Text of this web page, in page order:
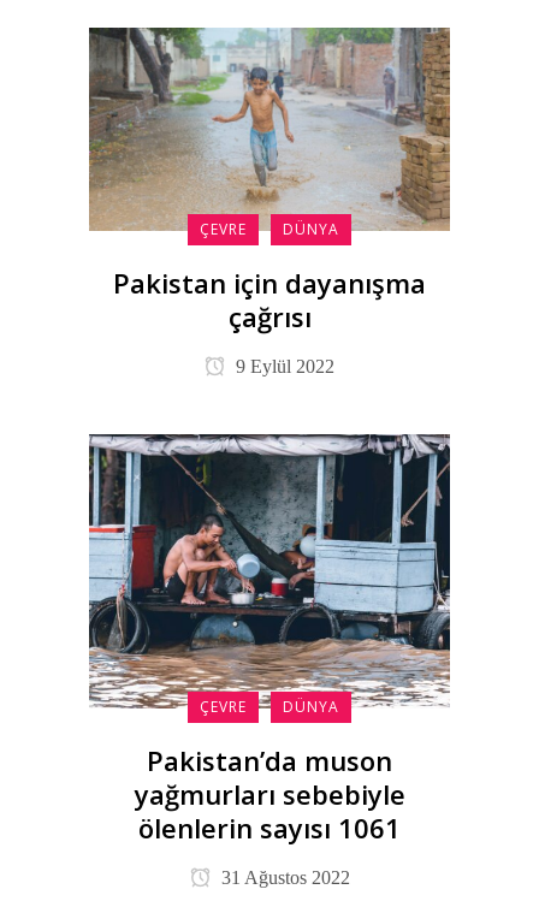
ÇEVRE DÜNYA
Pakistan için dayanışma
çağrısı
9 Eylül 2022
ÇEVRE DÜNYA
Pakistan’da muson
yağmurları sebebiyle
ölenlerin sayısı 1061
31 Ağustos 2022